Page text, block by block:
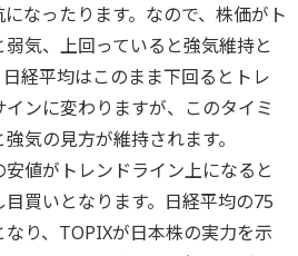
なったります。なので、株価がト
気、上回っていると強気維持と
経平均はこのまま下回るとトレ
ンに変わりますが、このタイミ
気の見方が維持されます。
値がトレンドライン上になると
買いとなります。日経平均の75
り、TOPIXが日本株の実力を示